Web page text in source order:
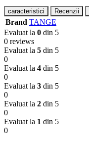
caracteristici Recenzii
Brand TANGE
Evaluat la 0 din 5
0 reviews
Evaluat la 5 din 5
0
Evaluat la 4 din 5
0
Evaluat la 3 din 5
0
Evaluat la 2 din 5
0
Evaluat la 1 din 5
0